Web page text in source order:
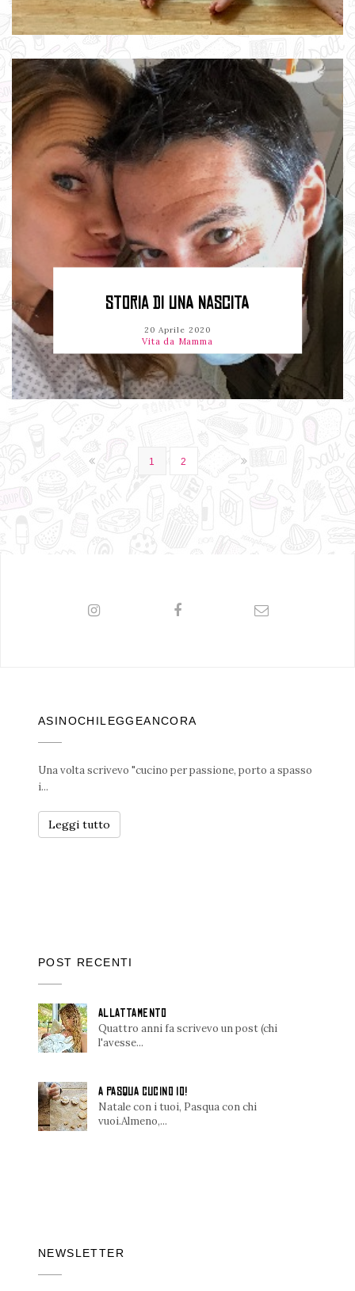
STORIA DI UNA NASCITA
20 Aprile 2020
Vita da Mamma
1 2
ASINOCHILEGGEANCORA
Una volta scrivevo "cucino per passione, porto a spasso
i...
Leggi tutto
POST RECENTI
ALLATTAMENTO
Quattro anni fa scrivevo un post (chi
l'avesse...
A PASQUA CUCINO IO!
Natale con i tuoi, Pasqua con chi
vuoi.Almeno,...
NEWSLETTER